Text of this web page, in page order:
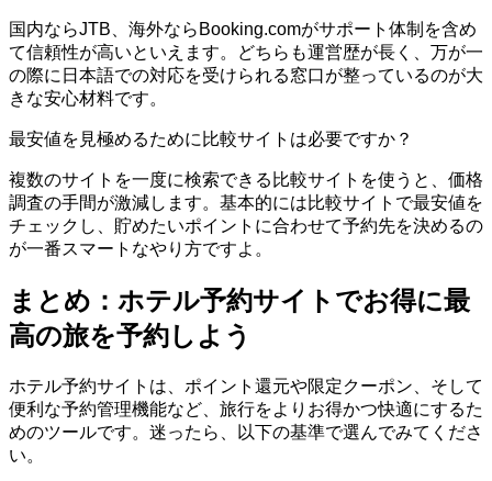
国内ならJTB、海外ならBooking.comがサポート体制を含め
て信頼性が高いといえます。どちらも運営歴が長く、万が一
の際に日本語での対応を受けられる窓口が整っているのが大
きな安心材料です。
最安値を見極めるために比較サイトは必要ですか？
複数のサイトを一度に検索できる比較サイトを使うと、価格
調査の手間が激減します。基本的には比較サイトで最安値を
チェックし、貯めたいポイントに合わせて予約先を決めるの
が一番スマートなやり方ですよ。
まとめ：ホテル予約サイトでお得に最
高の旅を予約しよう
ホテル予約サイトは、ポイント還元や限定クーポン、そして
便利な予約管理機能など、旅行をよりお得かつ快適にするた
めのツールです。迷ったら、以下の基準で選んでみてくださ
い。